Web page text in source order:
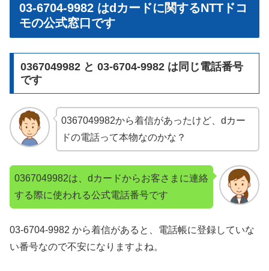
03-6704-9982 はdカードに関するNTTドコ
モの公式窓口です
0367049982 と 03-6704-9982 は同じ電話番号
です
0367049982から着信があったけど、dカー
ドの電話って本物なのかな？
0367049982は、dカードからお客さまに連絡
する際に使われる公式電話番号です
03-6704-9982 から着信があると、電話帳に登録していな
い番号なので不安になりますよね。